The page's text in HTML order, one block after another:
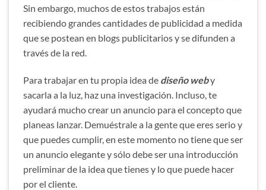
Sin embargo, muchos de estos trabajos están
recibiendo grandes cantidades de publicidad a medida
que se postean en blogs publicitarios y se difunden a
través de la red.
Para trabajar en tu propia idea de diseño weby
sacarla a la luz, haz una investigación. Incluso, te
ayudará mucho crear un anuncio para el concepto que
planeas lanzar. Demuéstrale a la gente que eres serio y
que puedes cumplir, en este momento no tiene que ser
un anuncio elegante y sólo debe ser una introducción
preliminar de la idea que tienes y lo que puede hacer
por el cliente.